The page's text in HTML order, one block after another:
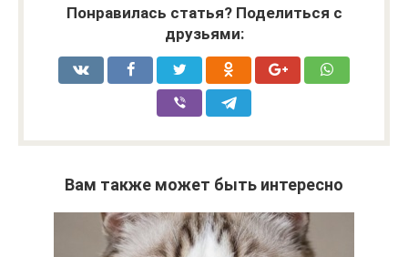
Понравилась статья? Поделиться с
друзьями:
Вам также может быть интересно